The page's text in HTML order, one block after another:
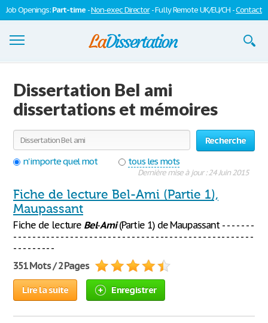
Job Openings:Part-time -Non-exec Director- Fully Remote UK/EU/CH -Contact
S'inscrire
Se connecter
Contactez-nous
Dissertation Bel ami
dissertations et mémoires
Recherche
n'importe quel mot
tous les mots
Dernière mise à jour : 24 Juin 2015
Fiche de lecture Bel-Ami (Partie 1),
Maupassant
Fiche de lecture Bel-Ami(Partie 1) de Maupassant - - - - - - -
- - - - - - - - - - - - - - - - - - - - - - - - - - - - - - - - - - - - - - - - - - - - - - - - - - -
- - - - - - - - -
351 Mots / 2 Pages
Lire la suite Enregistrer